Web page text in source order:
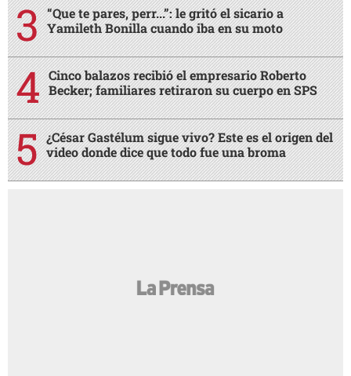
“Que te pares, perr...”: le gritó el sicario a
Yamileth Bonilla cuando iba en su moto
Cinco balazos recibió el empresario Roberto
Becker; familiares retiraron su cuerpo en SPS
¿César Gastélum sigue vivo? Este es el origen del
video donde dice que todo fue una broma